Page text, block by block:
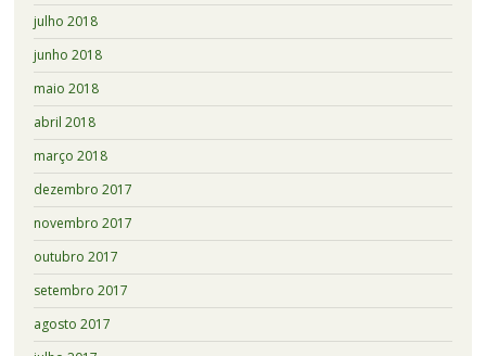
julho 2018
junho 2018
maio 2018
abril 2018
março 2018
dezembro 2017
novembro 2017
outubro 2017
setembro 2017
agosto 2017